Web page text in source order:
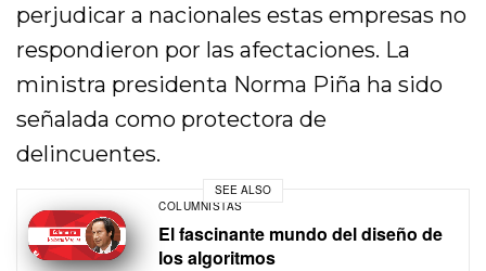
perjudicar a nacionales estas empresas no
respondieron por las afectaciones. La
ministra presidenta Norma Piña ha sido
señalada como protectora de
delincuentes.
SEE ALSO
COLUMNISTAS
El fascinante mundo del diseño de
los algoritmos